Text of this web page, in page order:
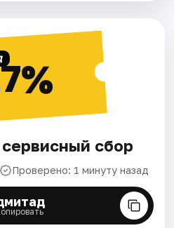
сбор
Проверено: 1 минуту назад